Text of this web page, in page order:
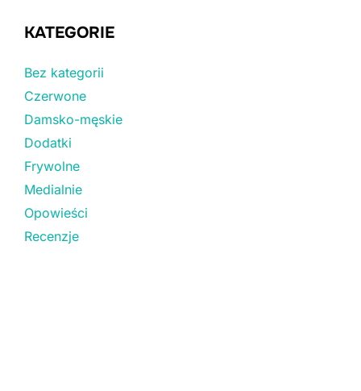
KATEGORIE
Bez kategorii
Czerwone
Damsko-męskie
Dodatki
Frywolne
Medialnie
Opowieści
Recenzje